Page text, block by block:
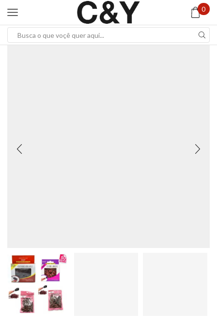
0